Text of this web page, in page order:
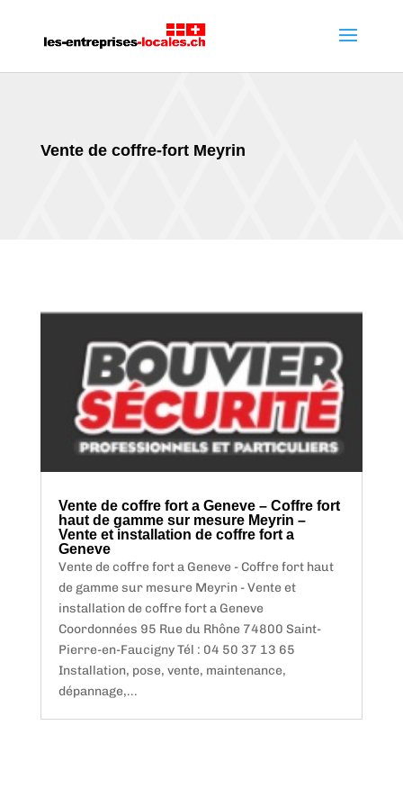
Vente de coffre-fort Meyrin
Vente de coffre fort a Geneve – Coffre fort
haut de gamme sur mesure Meyrin –
Vente et installation de coffre fort a
Geneve
Vente de coffre fort a Geneve - Coffre fort haut
de gamme sur mesure Meyrin - Vente et
installation de coffre fort a Geneve
Coordonnées 95 Rue du Rhône 74800 Saint-
Pierre-en-Faucigny Tél : 04 50 37 13 65
Installation, pose, vente, maintenance,
dépannage,...